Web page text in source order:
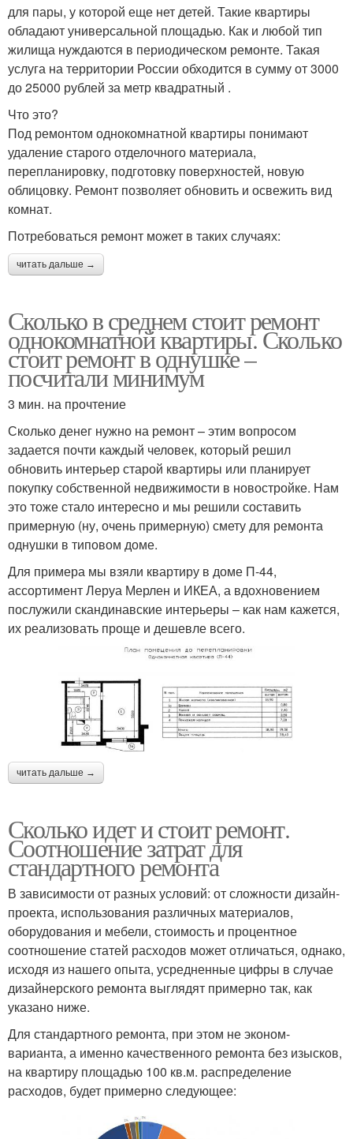
для пары, у которой еще нет детей. Такие квартиры
обладают универсальной площадью. Как и любой тип
жилища нуждаются в периодическом ремонте. Такая
услуга на территории России обходится в сумму от 3000
до 25000 рублей за метр квадратный .
Что это?
Под ремонтом однокомнатной квартиры понимают
удаление старого отделочного материала,
перепланировку, подготовку поверхностей, новую
облицовку. Ремонт позволяет обновить и освежить вид
комнат.
Потребоваться ремонт может в таких случаях:
читать дальше →
Сколько в среднем стоит ремонт
однокомнатной квартиры. Сколько
стоит ремонт в однушке –
посчитали минимум
3 мин. на прочтение
Сколько денег нужно на ремонт – этим вопросом
задается почти каждый человек, который решил
обновить интерьер старой квартиры или планирует
покупку собственной недвижимости в новостройке. Нам
это тоже стало интересно и мы решили составить
примерную (ну, очень примерную) смету для ремонта
однушки в типовом доме.
Для примера мы взяли квартиру в доме П-44,
ассортимент Леруа Мерлен и ИКЕА, а вдохновением
послужили скандинавские интерьеры – как нам кажется,
их реализовать проще и дешевле всего.
читать дальше →
Сколько идет и стоит ремонт.
Соотношение затрат для
стандартного ремонта
В зависимости от разных условий: от сложности дизайн-
проекта, использования различных материалов,
оборудования и мебели, стоимость и процентное
соотношение статей расходов может отличаться, однако,
исходя из нашего опыта, усредненные цифры в случае
дизайнерского ремонта выглядят примерно так, как
указано ниже.
Для стандартного ремонта, при этом не эконом-
варианта, а именно качественного ремонта без изысков,
на квартиру площадью 100 кв.м. распределение
расходов, будет примерно следующее: